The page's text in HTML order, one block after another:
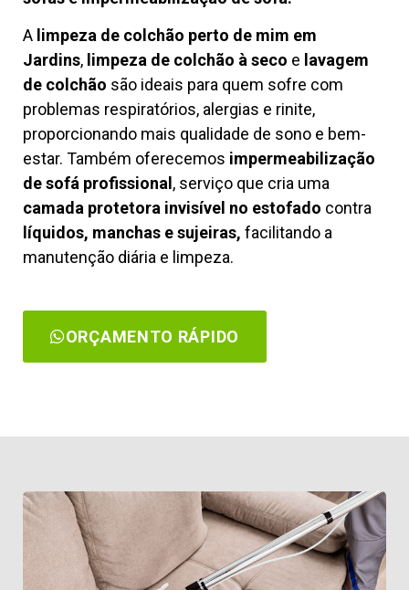
A limpeza de colchão perto de mim em
Jardins, limpeza de colchão à seco e lavagem
de colchão são ideais para quem sofre com
problemas respiratórios, alergias e rinite,
proporcionando mais qualidade de sono e bem-
estar. Também oferecemos impermeabilização
de sofá profissional , serviço que cria uma
camada protetora invisível no estofado contra
líquidos, manchas e sujeiras, facilitando a
manutenção diária e limpeza.
ORÇAMENTO RÁPIDO